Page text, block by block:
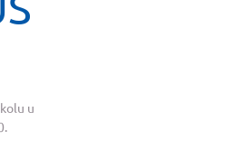
u